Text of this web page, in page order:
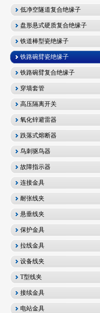
低净空隧道复合绝缘子
盘形悬式硬质复合绝缘子
铁道棒型瓷绝缘子
铁路碗臂瓷绝缘子
铁路碗臂复合绝缘子
穿墙套管
高压隔离开关
氧化锌避雷器
跌落式熔断器
鸟刺驱鸟器
故障指示器
连接金具
耐张线夹
悬垂线夹
保护金具
拉线金具
设备线夹
T型线夹
接续金具
电站金具